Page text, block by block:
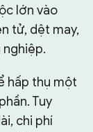
lớn vào
tử, dệt may,
hấp thụ một
Tuy
chi phí